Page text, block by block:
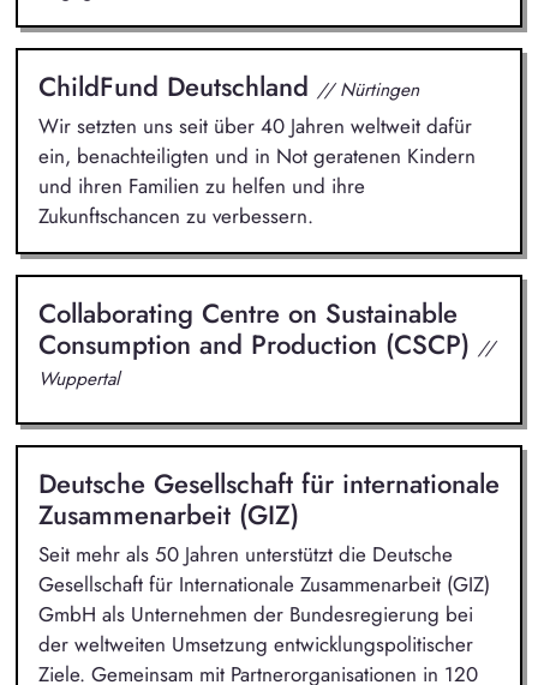
ChildFund Deutschland // Nürtingen
Wir setzten uns seit über 40 Jahren weltweit dafür
ein, benachteiligten und in Not geratenen Kindern
und ihren Familien zu helfen und ihre
Zukunftschancen zu verbessern.
Collaborating Centre on Sustainable
Consumption and Production (CSCP) //
Wuppertal
Deutsche Gesellschaft für internationale
Zusammenarbeit (GIZ)
Seit mehr als 50 Jahren unterstützt die Deutsche
Gesellschaft für Internationale Zusammenarbeit (GIZ)
GmbH als Unternehmen der Bundesregierung bei
der weltweiten Umsetzung entwicklungspolitischer
Ziele. Gemeinsam mit Partnerorganisationen in 120